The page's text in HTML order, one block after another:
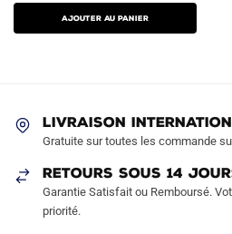
initial
était :
actuel
est :
Ajouter au panier
LIVRAISON
Gratuite sur toutes les commande
RETOURS SOUS 14
Garantie Satisfait ou Remboursé.
priorité.